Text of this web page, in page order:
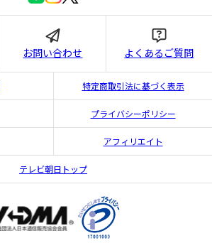
お問い合わせ よくあるご質問
特定商取引法に基づく表示
プライバシーポリシー
アフィリエイト
テレビ朝日トップ